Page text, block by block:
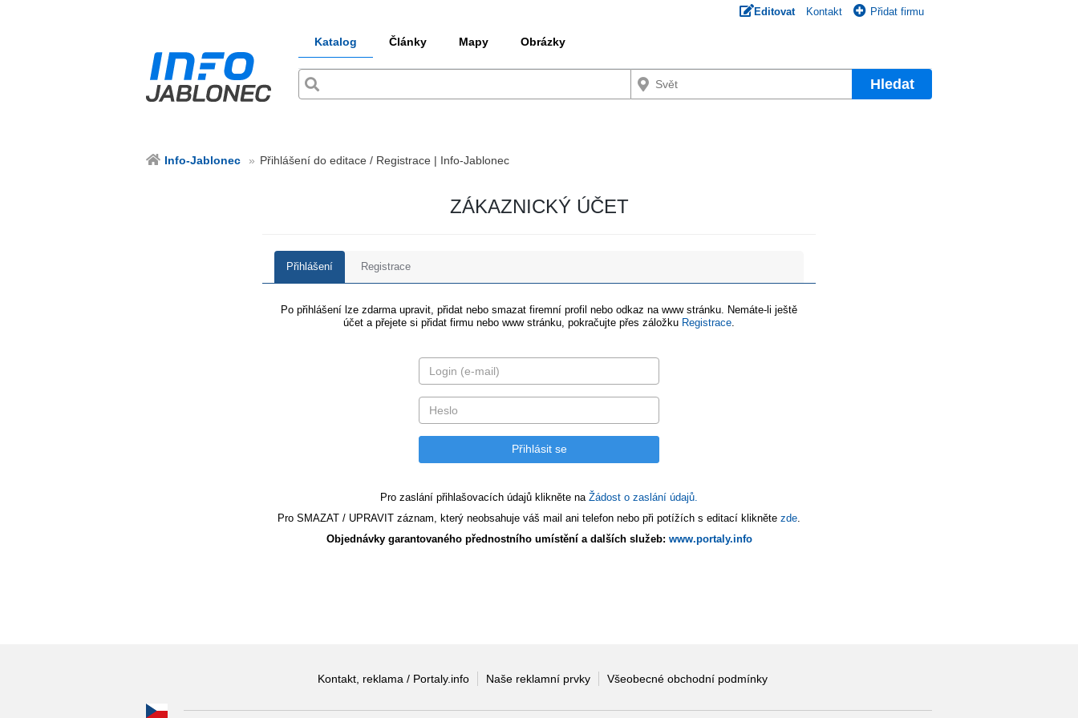
Editovat Kontakt Přidat firmu
Katalog Články Mapy Obrázky
Hledat
Info-Jablonec Přihlášení do editace / Registrace | Info-Jablonec
ZÁKAZNICKÝ ÚČET
Přihlášení Registrace
Po přihlášení lze zdarma upravit, přidat nebo smazat firemní profil nebo odkaz na www stránku. Nemáte-li ještě
účet a přejete si přidat firmu nebo www stránku, pokračujte přes záložku Registrace
Pro zaslání přihlašovacích údajů klikněte na Žádost o zaslání údajů.
Pro SMAZAT / UPRAVIT záznam, který neobsahuje váš mail ani telefon nebo při potížích s editací klikněte zde
Objednávky garantovaného přednostního umístění a dalších služeb: www.portaly.info
Kontakt, reklama / Portaly.info Naše reklamní prvky Všeobecné obchodní podmínky